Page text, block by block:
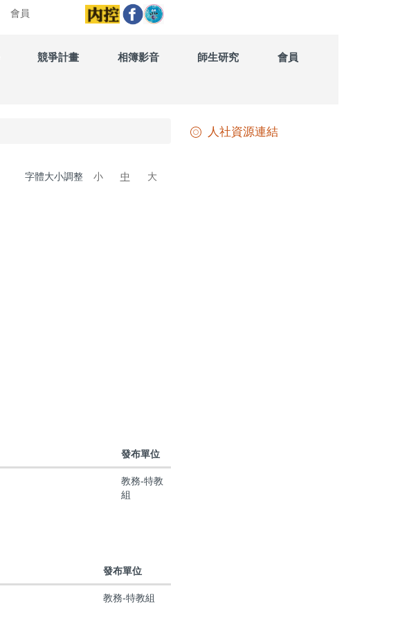
會員
競爭計畫 相簿影音 師生研究 會員
字體大小調整 小 中 大
發布單位
教務-特教
組
發布單位
教務-特教組
人社資源連結